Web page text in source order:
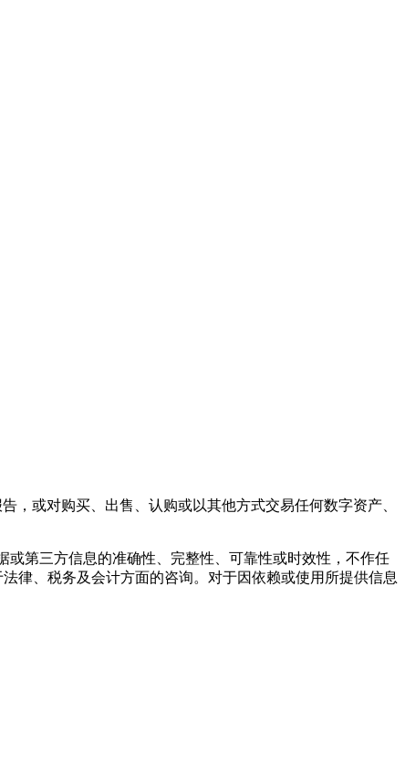
，或对购买、出售、认购或以其他方式交易任何数字资产、
或第三方信息的准确性、完整性、可靠性或时效性，不作任
律、税务及会计方面的咨询。对于因依赖或使用所提供信息